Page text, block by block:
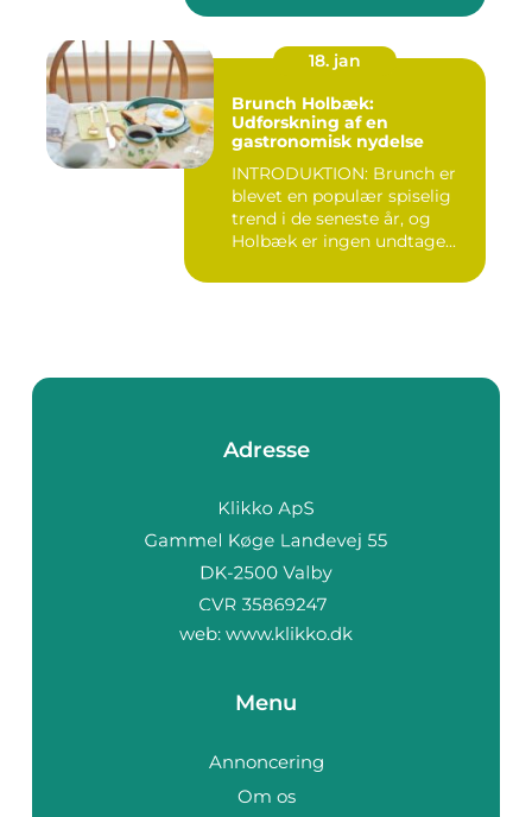
18. jan
Brunch Holbæk:
Udforskning af en
gastronomisk nydelse
INTRODUKTION: Brunch er
blevet en populær spiselig
trend i de seneste år, og
Holbæk er ingen undtage...
Adresse
web: www.klikko.dk
Menu
Annoncering
Om os